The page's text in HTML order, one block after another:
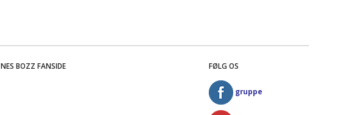
NES BOZZ FANSIDE FØLG OS
gruppe